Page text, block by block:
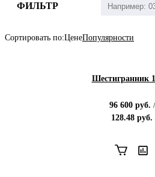
ФИЛЬТР
Сортировать по:ЦенеПопулярности
Шестигранник
96 600руб. /
128.48руб.